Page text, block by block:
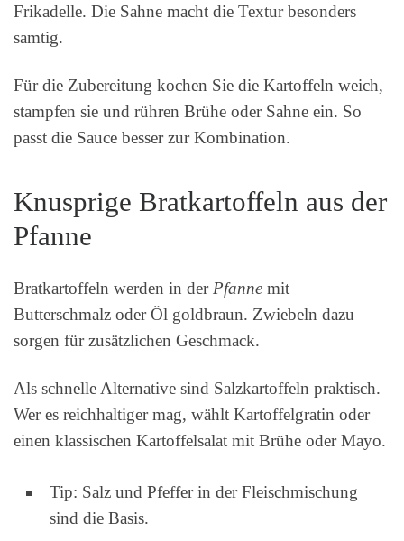
Frikadelle. Die Sahne macht die Textur besonders
samtig.
Für die Zubereitung kochen Sie die Kartoffeln weich,
stampfen sie und rühren Brühe oder Sahne ein. So
passt die Sauce besser zur Kombination.
Knusprige Bratkartoffeln aus der
Pfanne
Bratkartoffeln werden in derPfanne mit
Butterschmalz oder Öl goldbraun. Zwiebeln dazu
sorgen für zusätzlichen Geschmack.
Als schnelle Alternative sind Salzkartoffeln praktisch.
Wer es reichhaltiger mag, wählt Kartoffelgratin oder
einen klassischen Kartoffelsalat mit Brühe oder Mayo.
Tip: Salz und Pfeffer in der Fleischmischung
sind die Basis.